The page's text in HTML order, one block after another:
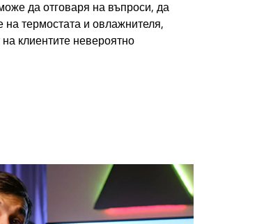
да отговаря на въпроси, да
на термостата и овлажнителя,
клиентите невероятно